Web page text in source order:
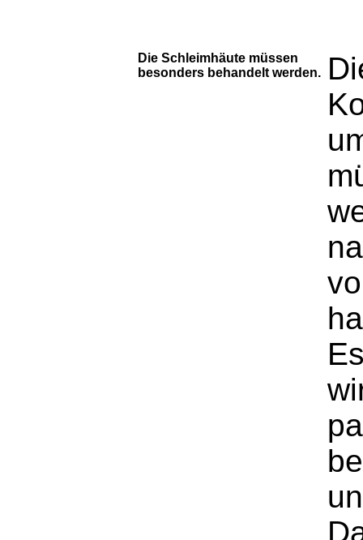
Die Schleimhäute müssen
besonders behandelt werden.